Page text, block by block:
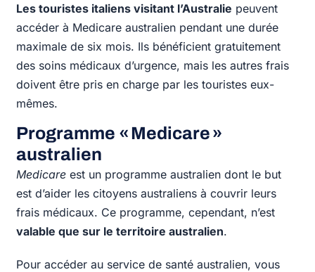
Les touristes italiens visitant l’Australie peuvent
accéder à Medicare australien pendant une durée
maximale de six mois. Ils bénéficient gratuitement
des soins médicaux d’urgence, mais les autres frais
doivent être pris en charge par les touristes eux-
mêmes.
Programme « Medicare »
australien
Medicare est un programme australien dont le but
est d’aider les citoyens australiens à couvrir leurs
frais médicaux. Ce programme, cependant, n’est
valable que sur le territoire australien.
Pour accéder au service de santé australien, vous